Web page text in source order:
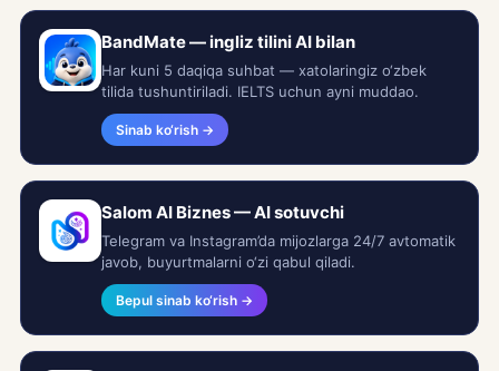
BandMate — ingliz tilini AI bilan
Har kuni 5 daqiqa suhbat — xatolaringiz o‘zbek
tilida tushuntiriladi. IELTS uchun ayni muddao.
Sinab ko‘rish →
Salom AI Biznes — AI sotuvchi
Telegram va Instagram’da mijozlarga 24/7 avtomatik
javob, buyurtmalarni o‘zi qabul qiladi.
Bepul sinab ko‘rish →